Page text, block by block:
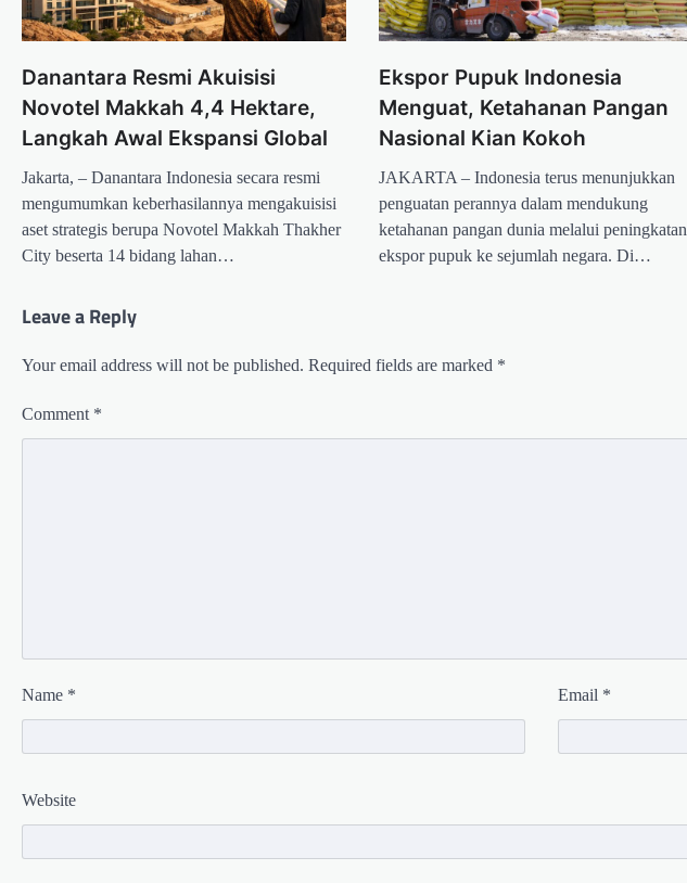
Danantara Resmi Akuisisi
Novotel Makkah 4,4 Hektare,
Langkah Awal Ekspansi Global
Jakarta, – Danantara Indonesia secara resmi
mengumumkan keberhasilannya mengakuisisi
aset strategis berupa Novotel Makkah Thakher
City beserta 14 bidang lahan…
Ekspor Pupuk Indonesia
Menguat, Ketahanan Pangan
Nasional Kian Kokoh
JAKARTA – Indonesia terus menunjukkan
penguatan perannya dalam mendukung
ketahanan pangan dunia melalui peningkatan
ekspor pupuk ke sejumlah negara. Di…
Leave a Reply
Your email address will not be published. Required fields are marked *
Comment *
Name * Email *
Website